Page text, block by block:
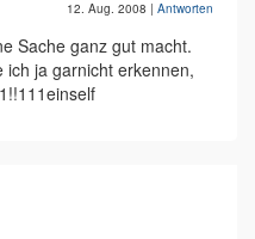
12. Aug. 2008 | Antworten
Sache ganz gut macht.
ja garnicht erkennen,